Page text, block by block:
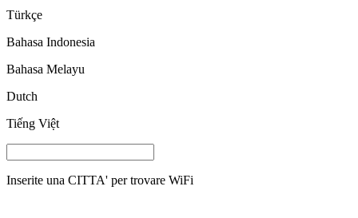
Türkçe
Bahasa Indonesia
Bahasa Melayu
Dutch
Tiếng Việt
Inserite una CITTA' per trovare WiFi